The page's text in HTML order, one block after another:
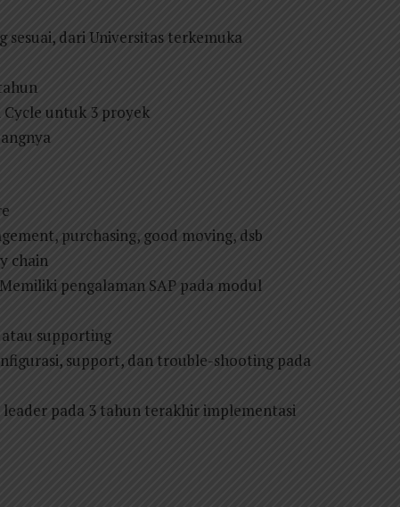
sesuai, dari Universitas terkemuka
untuk 3 proyek
purchasing, good moving, dsb
chain
pengalaman SAP pada modul
supporting
support, dan trouble-shooting pada
pada 3 tahun terakhir implementasi